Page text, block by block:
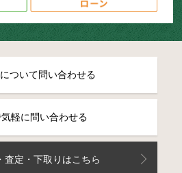
ついて問い合わせる
軽に問い合わせる
査定・下取りはこちら